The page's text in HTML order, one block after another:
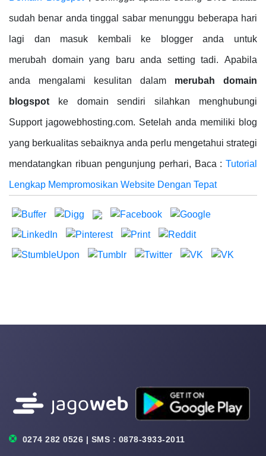
sudah benar anda tinggal sabar menunggu beberapa hari
lagi dan masuk kembali ke blogger anda untuk
merubah domain yang baru anda setting tadi. Apabila
anda mengalami kesulitan dalam merubah domain
blogspot ke domain sendiri silahkan menghubungi
Support jagowebhosting.com. Setelah anda memiliki blog
yang berkualitas sebaiknya anda perlu mengetahui strategi
mendatangkan ribuan pengunjung perhari, Baca : Tutorial
Lengkap Mempromosikan Website Dengan Tepat
0274 282 0526 | SMS : 0878-3933-2011